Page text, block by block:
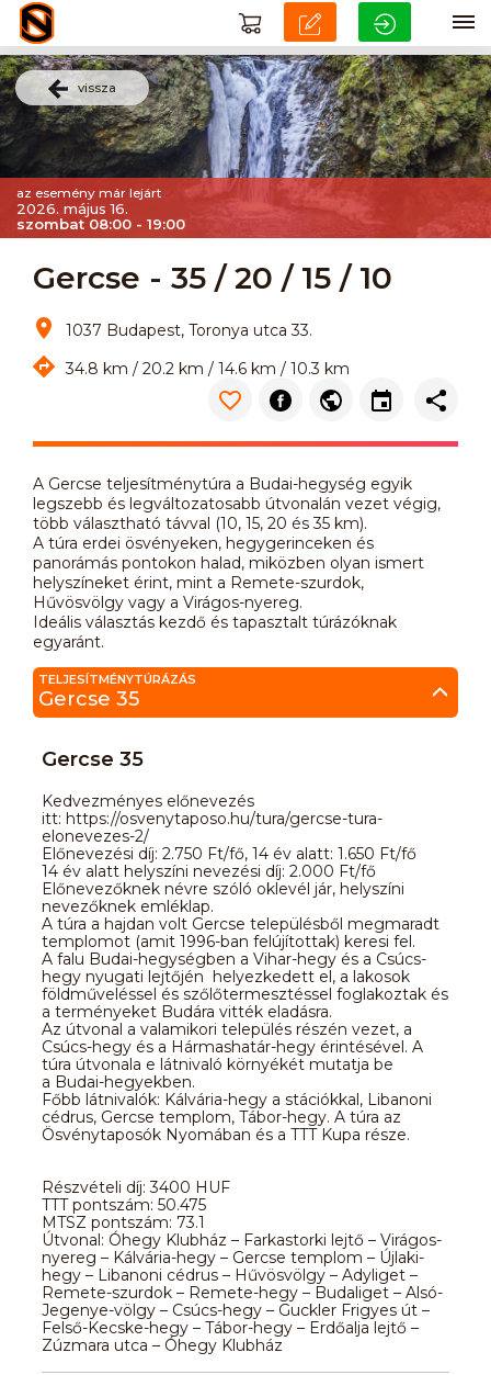
vissza
az esemény már lejárt
2026. május 16.
szombat 08:00 - 19:00
Gercse - 35 / 20 / 15 / 10
1037 Budapest, Toronya utca 33.
34.8 km / 20.2 km / 14.6 km / 10.3 km
A Gercse teljesítménytúra a Budai-hegység egyik
legszebb és legváltozatosabb útvonalán vezet végig,
több választható távval (10, 15, 20 és 35 km).
A túra erdei ösvényeken, hegygerinceken és
panorámás pontokon halad, miközben olyan ismert
helyszíneket érint, mint a Remete-szurdok,
Hűvösvölgy vagy a Virágos-nyereg.
Ideális választás kezdő és tapasztalt túrázóknak
egyaránt.
TELJESÍTMÉNYTÚRÁZÁS
Gercse 35
Gercse 35
Kedvezményes előnevezés
itt: https://osvenytaposo.hu/tura/gercse-tura-
elonevezes-2/
Előnevezési díj: 2.750 Ft/fő, 14 év alatt: 1.650 Ft/fő
14 év alatt helyszíni nevezési díj: 2.000 Ft/fő
Előnevezőknek névre szóló oklevél jár, helyszíni
nevezőknek emléklap.
A túra a hajdan volt Gercse településből megmaradt
templomot (amit 1996-ban felújítottak) keresi fel.
A falu Budai-hegységben a Vihar-hegy és a Csúcs-
hegy nyugati lejtőjén helyezkedett el, a lakosok
földműveléssel és szőlőtermesztéssel foglakoztak és
a terményeket Budára vitték eladásra.
Az útvonal a valamikori település részén vezet, a
Csúcs-hegy és a Hármashatár-hegy érintésével. A
túra útvonala e látnivaló környékét mutatja be
a Budai-hegyekben.
Főbb látnivalók: Kálvária-hegy a stációkkal, Libanoni
cédrus, Gercse templom, Tábor-hegy. A túra az
Ösvénytaposók Nyomában és a TTT Kupa része.
Részvételi díj: 3400 HUF
TTT pontszám: 50.475
MTSZ pontszám: 73.1
Útvonal: Óhegy Klubház – Farkastorki lejtő – Virágos-
nyereg – Kálvária-hegy – Gercse templom – Újlaki-
hegy – Libanoni cédrus – Hűvösvölgy – Adyliget –
Remete-szurdok – Remete-hegy – Budaliget – Alsó-
Jegenye-völgy – Csúcs-hegy – Guckler Frigyes út –
Felső-Kecske-hegy – Tábor-hegy – Erdőalja lejtő –
Zúzmara utca – Óhegy Klubház